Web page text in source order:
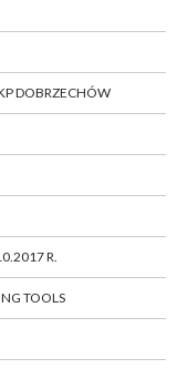
DOBRZECHÓW
R.
TOOLS